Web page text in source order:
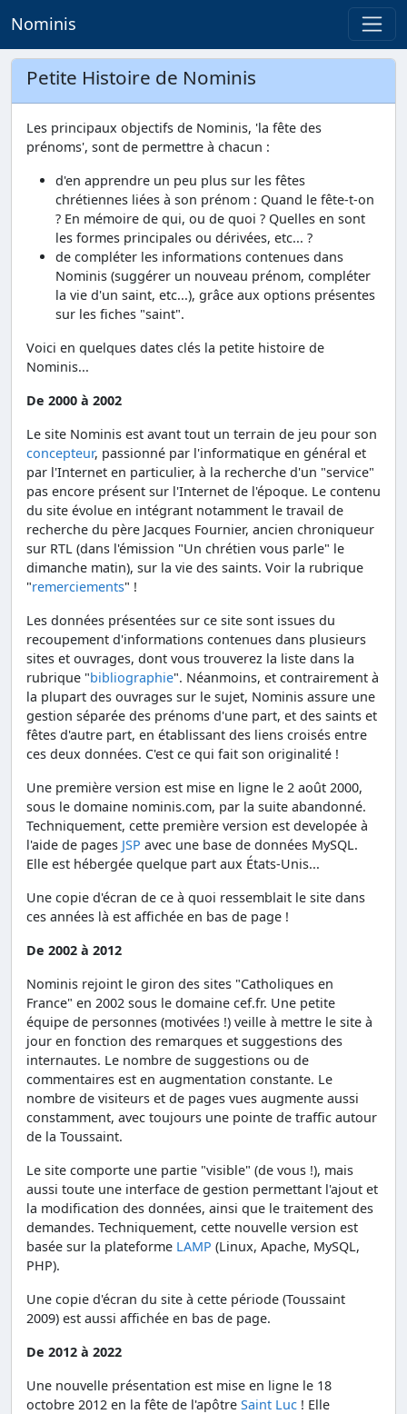
Nominis
Petite Histoire de Nominis
Les principaux objectifs de Nominis, 'la fête des
prénoms', sont de permettre à chacun :
d'en apprendre un peu plus sur les fêtes
chrétiennes liées à son prénom : Quand le fête-t-on
? En mémoire de qui, ou de quoi ? Quelles en sont
les formes principales ou dérivées, etc... ?
de compléter les informations contenues dans
Nominis (suggérer un nouveau prénom, compléter
la vie d'un saint, etc...), grâce aux options présentes
sur les fiches "saint".
Voici en quelques dates clés la petite histoire de
Nominis...
De 2000 à 2002
Le site Nominis est avant tout un terrain de jeu pour son
concepteur, passionné par l'informatique en général et
par l'Internet en particulier, à la recherche d'un "service"
pas encore présent sur l'Internet de l'époque. Le contenu
du site évolue en intégrant notamment le travail de
recherche du père Jacques Fournier, ancien chroniqueur
sur RTL (dans l'émission "Un chrétien vous parle" le
dimanche matin), sur la vie des saints. Voir la rubrique
"remerciements" !
Les données présentées sur ce site sont issues du
recoupement d'informations contenues dans plusieurs
sites et ouvrages, dont vous trouverez la liste dans la
rubrique "bibliographie". Néanmoins, et contrairement à
la plupart des ouvrages sur le sujet, Nominis assure une
gestion séparée des prénoms d'une part, et des saints et
fêtes d'autre part, en établissant des liens croisés entre
ces deux données. C'est ce qui fait son originalité !
Une première version est mise en ligne le 2 août 2000,
sous le domaine nominis.com, par la suite abandonné.
Techniquement, cette première version est developée à
l'aide de pages JSP avec une base de données MySQL.
Elle est hébergée quelque part aux États-Unis...
Une copie d'écran de ce à quoi ressemblait le site dans
ces années là est affichée en bas de page !
De 2002 à 2012
Nominis rejoint le giron des sites "Catholiques en
France" en 2002 sous le domaine cef.fr. Une petite
équipe de personnes (motivées !) veille à mettre le site à
jour en fonction des remarques et suggestions des
internautes. Le nombre de suggestions ou de
commentaires est en augmentation constante. Le
nombre de visiteurs et de pages vues augmente aussi
constamment, avec toujours une pointe de traffic autour
de la Toussaint.
Le site comporte une partie "visible" (de vous !), mais
aussi toute une interface de gestion permettant l'ajout et
la modification des données, ainsi que le traitement des
demandes. Techniquement, cette nouvelle version est
basée sur la plateforme LAMP (Linux, Apache, MySQL,
PHP).
Une copie d'écran du site à cette période (Toussaint
2009) est aussi affichée en bas de page.
De 2012 à 2022
Une nouvelle présentation est mise en ligne le 18
octobre 2012 en la fête de l'apôtre Saint Luc ! Elle